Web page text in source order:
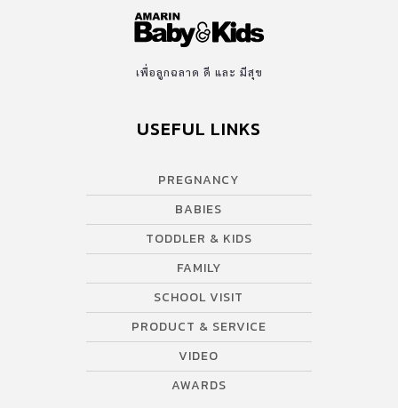
เพื่อลูกฉลาด ดี และ มีสุข
USEFUL LINKS
PREGNANCY
BABIES
TODDLER & KIDS
FAMILY
SCHOOL VISIT
PRODUCT & SERVICE
VIDEO
AWARDS